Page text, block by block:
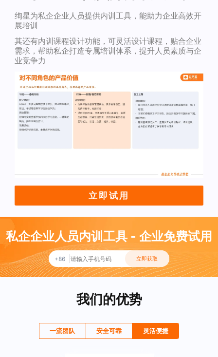
绚星为私企企业人员提供内训工具，能助力企业高效开
展培训
其还有内训课程设计功能，可灵活设计课程，贴合企业
需求，帮助私企打造专属培训体系，提升人员素质与企
业竞争力
立即试用
私企企业人员内训工具 - 企业免费试用
+86 立即获取
我们的优势
一流团队 安全可靠 灵活便捷